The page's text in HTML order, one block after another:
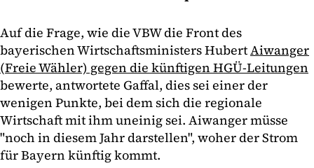
Auf die Frage, wie die VBW die Front des
bayerischen Wirtschaftsministers HubertAiwanger
(Freie Wähler) gegen die künftigen HGÜ-Leitungen
bewerte, antwortete Gaffal, dies sei einer der
wenigen Punkte, bei dem sich die regionale
Wirtschaft mit ihm uneinig sei. Aiwanger müsse
"noch in diesem Jahr darstellen", woher der Strom
für Bayern künftig kommt.